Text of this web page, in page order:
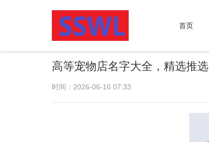
首页
高等宠物店名字大全，精选推选
时间：2026-06-16 07:33